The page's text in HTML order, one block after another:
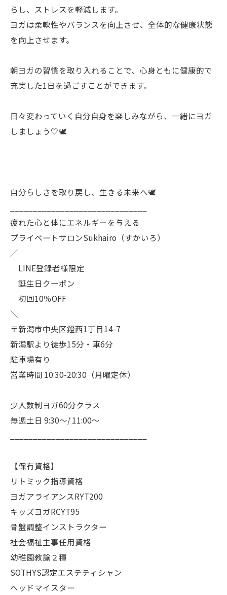
らし、ストレスを軽減します。
ヨガは柔軟性やバランスを向上させ、全体的な健康状態
を向上させます。
朝ヨガの習慣を取り入れることで、心身ともに健康的で
充実した1日を過ごすことができます。
日々変わっていく自分自身を楽しみながら、一緒にヨガ
しましょう🤍🕊️
自分らしさを取り戻し、生きる未来へ🕊️
疲れた心と体にエネルギーを与える
プライベートサロンSukhairo（すかいろ）
／
LINE登録者様限定
誕生日クーポン
初回10％OFF
＼
〒新潟市中央区鐙西1丁目14-7
新潟駅より徒歩15分・車6分
駐車場有り
営業時間 10:30-20:30（月曜定休）
少人数制ヨガ60分クラス
毎週土日 9:30〜/ 11:00〜
【保有資格】
リトミック指導資格
ヨガアライアンスRYT200
キッズヨガRCYT95
骨盤調整インストラクター
社会福祉主事任用資格
幼稚園教諭２種
SOTHYS認定エステティシャン
へッドマイスター